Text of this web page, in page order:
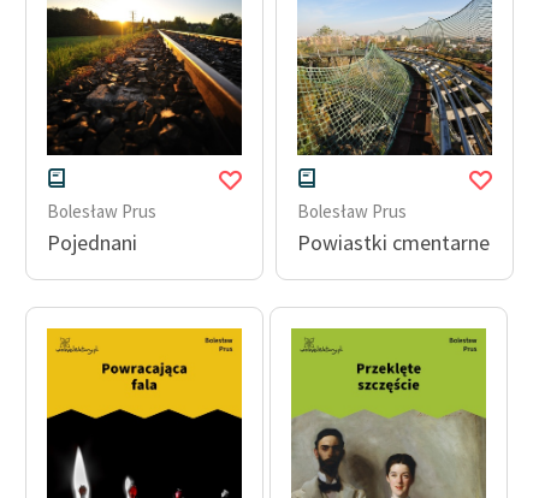
Bolesław Prus
Pojednani
Bolesław Prus
Powiastki cmentarne